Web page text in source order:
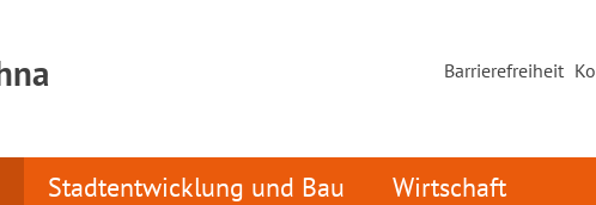
Barrierefreiheit
Stadtentwicklung und Bau Wirtschaft